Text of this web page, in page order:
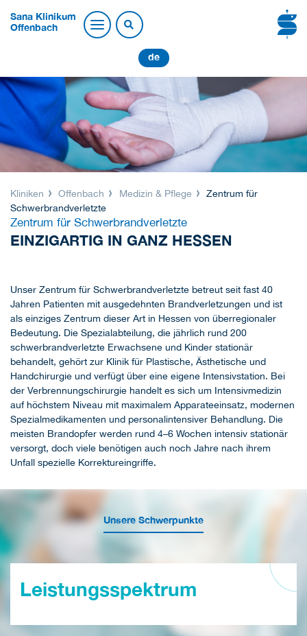
Sana Klinikum
Offenbach
de
Kliniken Offenbach Medizin & Pflege
Zentrum für
Schwerbrandverletzte
Zentrum für Schwerbrandverletzte
EINZIGARTIG IN GANZ HESSEN
Unser Zentrum für Schwerbrandverletzte betreut seit fast 40
Jahren Patienten mit ausgedehnten Brandverletzungen und ist
als einziges Zentrum dieser Art in Hessen von überregionaler
Bedeutung. Die Spezialabteilung, die jährlich rund 200
schwerbrandverletzte Erwachsene und Kinder stationär
behandelt, gehört zur Klinik für Plastische, Ästhetische und
Handchirurgie und verfügt über eine eigene Intensivstation. Bei
der Verbrennungschirurgie handelt es sich um Intensivmedizin
auf höchstem Niveau mit maximalem Apparateeinsatz, modernen
Spezialmedikamenten und personalintensiver Behandlung. Die
meisten Brandopfer werden rund 4–6 Wochen intensiv stationär
versorgt, doch viele benötigen auch noch Jahre nach ihrem
Unfall spezielle Korrektureingriffe.
Unsere Schwerpunkte
Leistungsspektrum